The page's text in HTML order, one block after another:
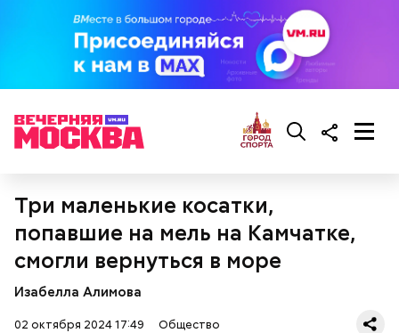
Три маленькие косатки,
попавшие на мель на Камчатке,
смогли вернуться в море
Изабелла Алимова
02 октября 2024 17:49 Общество
кабачок;
брынза;
растительное масло;
помидоры черри либо грунтовые.
беременным, кормящим женщинам;
людям с ослабленной иммунной системой;
пожилым;
детям.